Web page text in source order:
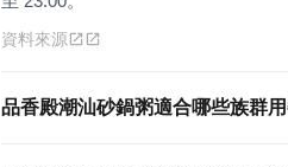
資料來源
品香殿潮汕砂鍋粥適合哪些族群用